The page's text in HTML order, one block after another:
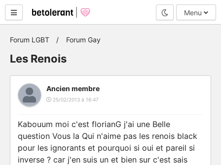
Mode nuit
Menu
Forum LGBT Forum Gay
Les Renois
Ancien membre
25/02/2013 à 16:47
Kabouum moi c'est florianG j'ai une Belle
question Vous la Qui n'aime pas les renois black
pour les ignorants et pourquoi si oui et pareil si
inverse ? car j'en suis un et bien sur c'est sais